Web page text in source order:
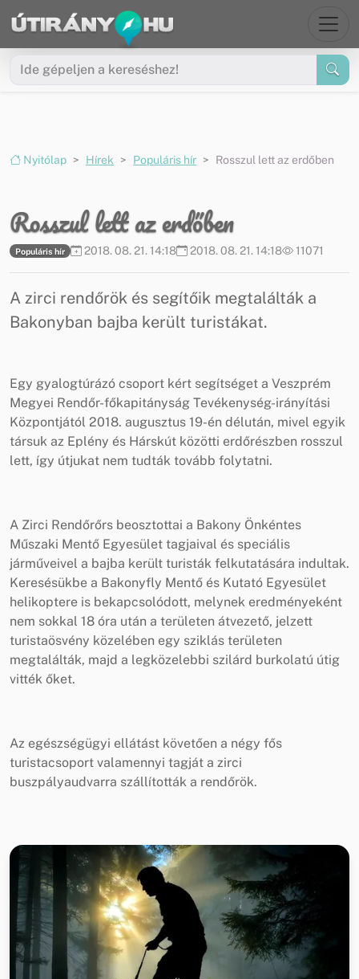
Ugrás a menüre
Ugrás a tartalomra
Nyitólap Hírek Populáris hír Rosszul lett az erdőben
Rosszul lett az erdőben
Populáris hír 2018. 08. 21. 14:18 2018. 08. 21. 14:18 11071
A zirci rendőrök és segítőik megtalálták a
Bakonyban bajba került turistákat.
Egy gyalogtúrázó csoport kért segítséget a Veszprém
Megyei Rendőr-főkapitányság Tevékenység-irányítási
Központjától 2018. augusztus 19-én délután, mivel egyik
társuk az Eplény és Hárskút közötti erdőrészben rosszul
lett, így útjukat nem tudták tovább folytatni.
A Zirci Rendőrőrs beosztottai a Bakony Önkéntes
Műszaki Mentő Egyesület tagjaival és speciális
járműveivel a bajba került turisták felkutatására indultak.
Keresésükbe a Bakonyfly Mentő és Kutató Egyesület
helikoptere is bekapcsolódott, melynek eredményeként
nem sokkal 18 óra után a területen átvezető, jelzett
turistaösvény közelében egy sziklás területen
megtalálták, majd a legközelebbi szilárd burkolatú útig
vitték őket.
Az egészségügyi ellátást követően a négy fős
turistacsoport valamennyi tagját a zirci
buszpályaudvarra szállították a rendőrök.